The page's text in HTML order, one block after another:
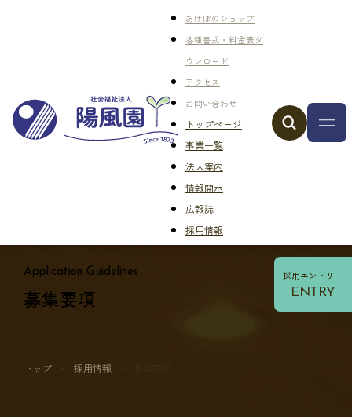
あけぼのショップ
各種書式・料金表ダ
ウンロード
アクセス
お問い合わせ
トップページ
事業一覧
法人案内
情報開示
広報誌
採用情報
採用エントリー
ENTRY
Application Guidelines
募集要項
トップ 採用情報